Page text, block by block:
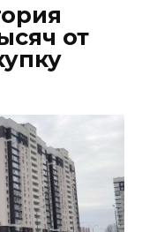
от